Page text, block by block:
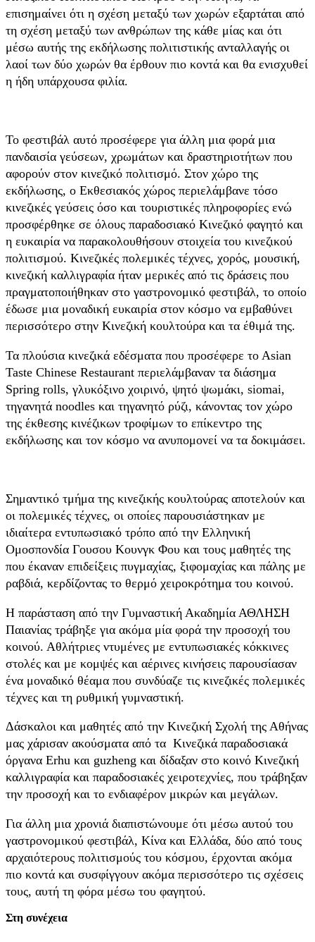
επισημαίνει ότι η σχέση μεταξύ των χωρών εξαρτάται από
τη σχέση μεταξύ των ανθρώπων της κάθε μίας και ότι
μέσω αυτής της εκδήλωσης πολιτιστικής ανταλλαγής οι
λαοί των δύο χωρών θα έρθουν πιο κοντά και θα ενισχυθεί
η ήδη υπάρχουσα φιλία.
Το φεστιβάλ αυτό προσέφερε για άλλη μια φορά μια
πανδαισία γεύσεων, χρωμάτων και δραστηριοτήτων που
αφορούν στον κινεζικό πολιτισμό. Στον χώρο της
εκδήλωσης, ο Εκθεσιακός χώρος περιελάμβανε τόσο
κινεζικές γεύσεις όσο και τουριστικές πληροφορίες ενώ
προσφέρθηκε σε όλους παραδοσιακό Κινεζικό φαγητό και
η ευκαιρία να παρακολουθήσουν στοιχεία του κινεζικού
πολιτισμού. Κινεζικές πολεμικές τέχνες, χορός, μουσική,
κινεζική καλλιγραφία ήταν μερικές από τις δράσεις που
πραγματοποιήθηκαν στο γαστρονομικό φεστιβάλ, το οποίο
έδωσε μια μοναδική ευκαιρία στον κόσμο να εμβαθύνει
περισσότερο στην Κινεζική κουλτούρα και τα έθιμά της.
Τα πλούσια κινεζικά εδέσματα που προσέφερε το Αsian
Taste Chinese Restaurant περιελάμβαναν τα διάσημα
Spring rolls, γλυκόξινο χοιρινό, ψητό ψωμάκι, siomai,
τηγανητά noodles και τηγανητό ρύζι, κάνοντας τον χώρο
της έκθεσης κινέζικων τροφίμων το επίκεντρο της
εκδήλωσης και τον κόσμο να ανυπομονεί να τα δοκιμάσει.
Σημαντικό τμήμα της κινεζικής κουλτούρας αποτελούν και
οι πολεμικές τέχνες, οι οποίες παρουσιάστηκαν με
ιδιαίτερα εντυπωσιακό τρόπο από την Ελληνική
Ομοσπονδία Γουσου Κουνγκ Φου και τους μαθητές της
που έκαναν επιδείξεις πυγμαχίας, ξιφομαχίας και πάλης με
ραβδιά, κερδίζοντας το θερμό χειροκρότημα του κοινού.
Η παράσταση από την Γυμναστική Ακαδημία ΑΘΛΗΣΗ
Παιανίας τράβηξε για ακόμα μία φορά την προσοχή του
κοινού. Αθλήτριες ντυμένες με εντυπωσιακές κόκκινες
στολές και με κομψές και αέρινες κινήσεις παρουσίασαν
ένα μοναδικό θέαμα που συνδύαζε τις κινεζικές πολεμικές
τέχνες και τη ρυθμική γυμναστική.
Δάσκαλοι και μαθητές από την Κινεζική Σχολή της Αθήνας
μας χάρισαν ακούσματα από τα Κινεζικά παραδοσιακά
όργανα Erhu και guzheng και δίδαξαν στο κοινό Κινεζική
καλλιγραφία και παραδοσιακές χειροτεχνίες, που τράβηξαν
την προσοχή και το ενδιαφέρον μικρών και μεγάλων.
Για άλλη μια χρονιά διαπιστώνουμε ότι μέσω αυτού του
γαστρονομικού φεστιβάλ, Κίνα και Ελλάδα, δύο από τους
αρχαιότερους πολιτισμούς του κόσμου, έρχονται ακόμα
πιο κοντά και συσφίγγουν ακόμα περισσότερο τις σχέσεις
τους, αυτή τη φόρα μέσω του φαγητού.
Στη συνέχεια